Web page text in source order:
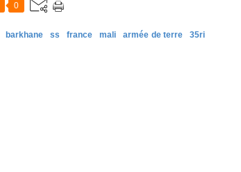
0
barkhane ss france mali armée de terre
35ri